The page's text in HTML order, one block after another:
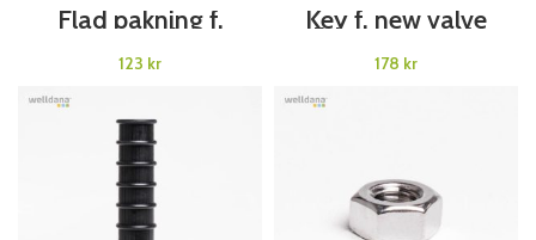
Flad pakning f.
topventil 2″
Welldana®
Sandfilter
kr
Key f. new valve
Welldana®Sandfilter
kr